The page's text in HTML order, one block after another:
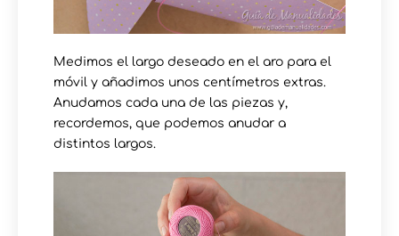
Medimos el largo deseado en el aro para el
móvil y añadimos unos centímetros extras.
Anudamos cada una de las piezas y,
recordemos, que podemos anudar a
distintos largos.